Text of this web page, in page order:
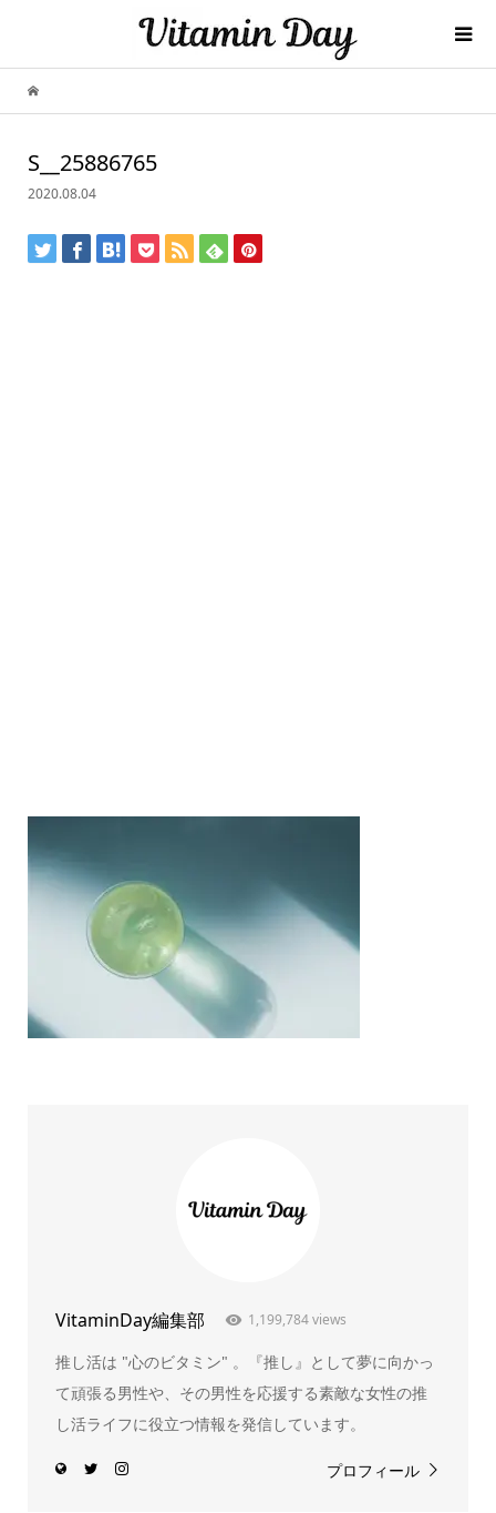
S__25886765
2020.08.04
VitaminDay編集部 1,199,784 views
推し活は "心のビタミン" 。『推し』として夢に向かっ
て頑張る男性や、その男性を応援する素敵な女性の推
し活ライフに役立つ情報を発信しています。
プロフィール